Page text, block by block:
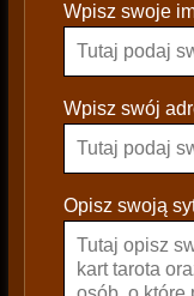
l
a
s
e
a
Wpisz swoje
Wpisz swój
Opisz swoją